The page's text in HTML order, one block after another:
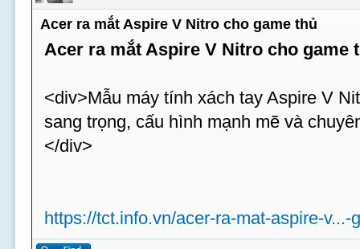
Acer ra mắt Aspire V Nitro cho game thủ
Acer ra mắt Aspire V Nitro cho game
<div>Mẫu máy tính xách tay Aspire V
sang trọng, cấu hình mạnh mẽ và
</div>
https://tct.info.vn/acer-ra-mat-aspire-v...-